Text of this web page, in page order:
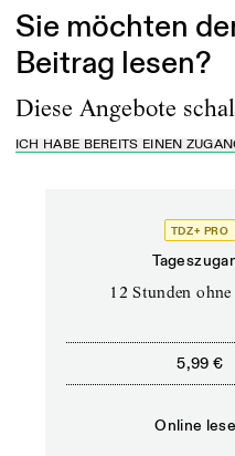
Sie möchten
Beitrag lesen?
Diese Angebote
ICH HABE BEREITS EINEN
TDZ+ PRO
12 Stunden
5,99 €
Online